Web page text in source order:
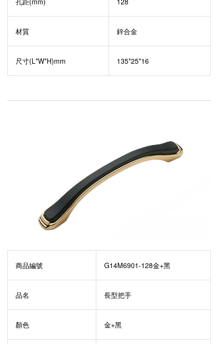
材質 鋅合金
尺寸(L*W*H)mm 135*25*16
商品編號 G14M6901-128金+黑
品名 長型把手
顏色 金+黑